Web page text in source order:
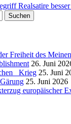
Realsatire
Freiheit des
26. Juni
Krieg 25. Juni
25. Juni 2026
europäischer